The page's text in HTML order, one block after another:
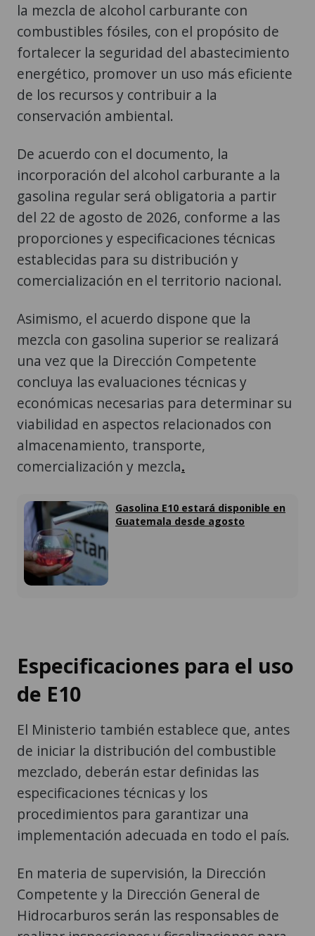
la mezcla de alcohol carburante con
combustibles fósiles, con el propósito de
fortalecer la seguridad del abastecimiento
energético, promover un uso más eficiente
de los recursos y contribuir a la
conservación ambiental.
De acuerdo con el documento, la
incorporación del alcohol carburante a la
gasolina regular será obligatoria a partir
del 22 de agosto de 2026, conforme a las
proporciones y especificaciones técnicas
establecidas para su distribución y
comercialización en el territorio nacional.
Asimismo, el acuerdo dispone que la
mezcla con gasolina superior se realizará
una vez que la Dirección Competente
concluya las evaluaciones técnicas y
económicas necesarias para determinar su
viabilidad en aspectos relacionados con
almacenamiento, transporte,
comercialización y mezcla.
Gasolina E10 estará disponible en
Guatemala desde agosto
Especificaciones para el uso
de E10
El Ministerio también establece que, antes
de iniciar la distribución del combustible
mezclado, deberán estar definidas las
especificaciones técnicas y los
procedimientos para garantizar una
implementación adecuada en todo el país.
En materia de supervisión, la Dirección
Competente y la Dirección General de
Hidrocarburos serán las responsables de